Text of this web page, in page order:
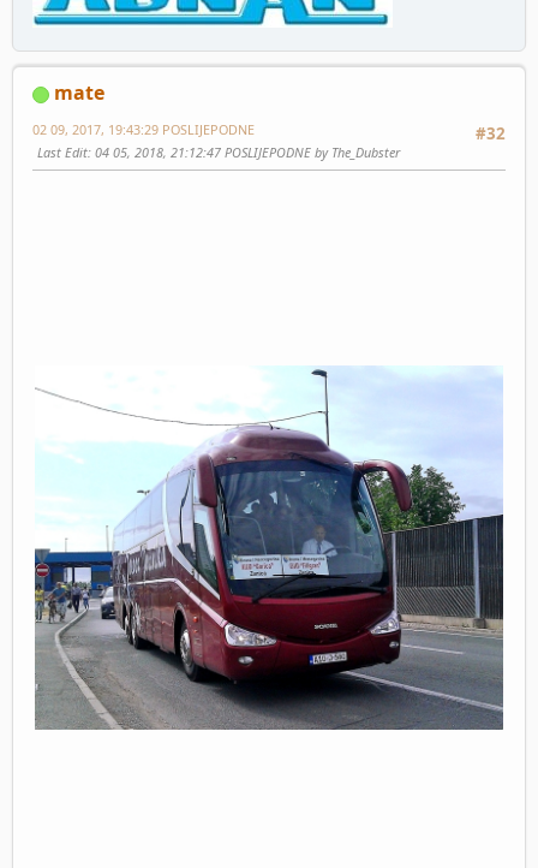
mate
#32
02 09, 2017, 19:43:29 POSLIJEPODNE
Last Edit: 04 05, 2018, 21:12:47 POSLIJEPODNE by The_Dubster